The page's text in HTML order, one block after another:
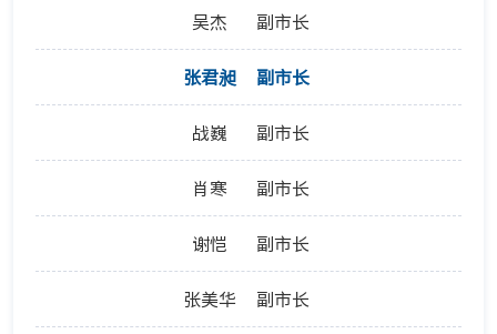
吴杰 副市长
张君昶 副市长
战巍 副市长
肖寒 副市长
谢恺 副市长
张美华 副市长